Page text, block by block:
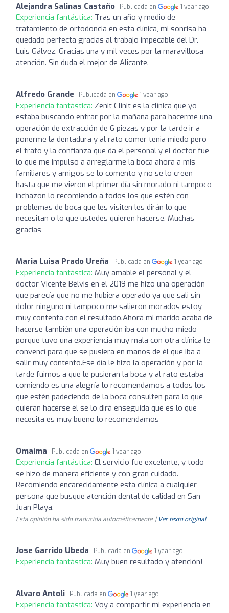
Alejandra Salinas Castaño Publicada en 1 year ago
Experiencia fantástica: Tras un año y medio de
tratamiento de ortodoncia en esta clínica, mi sonrisa ha
quedado perfecta gracias al trabajo impecable del Dr.
Luis Gálvez. Gracias una y mil veces por la maravillosa
atención. Sin duda el mejor de Alicante.
Alfredo Grande Publicada en 1 year ago
Experiencia fantástica: Zenit Clinit es la clínica que yo
estaba buscando entrar por la mañana para hacerme una
operación de extracción de 6 piezas y por la tarde ir a
ponerme la dentadura y al rato comer tenia miedo pero
el trato y la confianza que da el personal y el doctor fue
lo que me impulso a arreglarme la boca ahora a mis
familiares y amigos se lo comento y no se lo creen
hasta que me vieron el primer día sin morado ni tampoco
inchazon lo recomiendo a todos los que estén con
problemas de boca que les visiten les dirán lo que
necesitan o lo que ustedes quieren hacerse. Muchas
gracias
Maria Luisa Prado Ureña Publicada en 1 year ago
Experiencia fantástica: Muy amable el personal y el
doctor Vicente Belvis en el 2019 me hizo una operación
que parecía que no me hubiera operado ya que sali sin
dolor ninguno ni tampoco me salieron morados estoy
muy contenta con el resultado.Ahora mi marido acaba de
hacerse también una operación iba con mucho miedo
porque tuvo una experiencia muy mala con otra clínica le
convencí para que se pusiera en manos de él que iba a
salir muy contento.Ese día le hizo la operación y por la
tarde fuimos a que le pusieran la boca y al rato estaba
comiendo es una alegría lo recomendamos a todos los
que estén padeciendo de la boca consulten para lo que
quieran hacerse el se lo dirá enseguida que es lo que
necesita es muy bueno lo recomendamos
Omaima Publicada en 1 year ago
Experiencia fantástica: El servicio fue excelente, y todo
se hizo de manera eficiente y con gran cuidado.
Recomiendo encarecidamente esta clínica a cualquier
persona que busque atención dental de calidad en San
Juan Playa.
Esta opinión ha sido traducida automáticamente. | Ver texto original
Jose Garrido Ubeda Publicada en 1 year ago
Experiencia fantástica: Muy buen resultado y atención!
Alvaro Antoli Publicada en 1 year ago
Experiencia fantástica: Voy a compartir mi experiencia en